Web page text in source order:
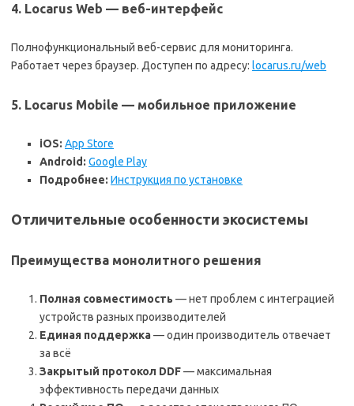
4. Locarus Web — веб-интерфейс
Полнофункциональный веб-сервис для мониторинга.
Работает через браузер. Доступен по адресу: locarus.ru/web
5. Locarus Mobile — мобильное приложение
iOS: App Store
Android: Google Play
Подробнее: Инструкция по установке
Отличительные особенности экосистемы
Преимущества монолитного решения
Полная совместимость — нет проблем с интеграцией
устройств разных производителей
Единая поддержка— один производитель отвечает
за всё
Закрытый протокол DDF— максимальная
эффективность передачи данных